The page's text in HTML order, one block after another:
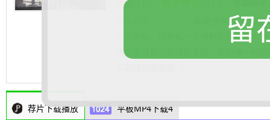
豆瓣评分：
私家侦探本·莱利接下
却被黑帮、怪物和一个神秘的蛇蝎美人
再度面对自己曾经的身份：纽约唯一的
荐片下载播放 平板MP4下载4
留